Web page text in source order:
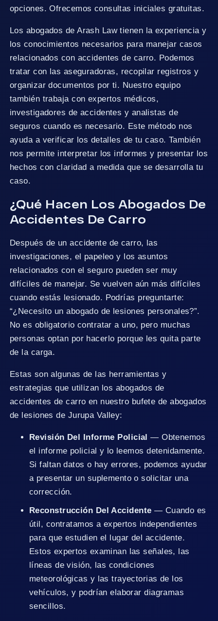
opciones. Ofrecemos consultas iniciales gratuitas.
Los abogados de Arash Law tienen la experiencia y
los conocimientos necesarios para manejar casos
relacionados con accidentes de carro. Podemos
tratar con las aseguradoras, recopilar registros y
organizar documentos por ti. Nuestro equipo
también trabaja con expertos médicos,
investigadores de accidentes y analistas de
seguros cuando es necesario. Este método nos
ayuda a verificar los detalles de tu caso. También
nos permite interpretar los informes y presentar los
hechos con claridad a medida que se desarrolla tu
caso.
¿Qué Hacen Los Abogados De
Accidentes De Carro
Después de un accidente de carro, las
investigaciones, el papeleo y los asuntos
relacionados con el seguro pueden ser muy
difíciles de manejar. Se vuelven aún más difíciles
cuando estás lesionado. Podrías preguntarte:
“¿Necesito un abogado de lesiones personales?”.
No es obligatorio contratar a uno, pero muchas
personas optan por hacerlo porque les quita parte
de la carga.
Estas son algunas de las herramientas y
estrategias que utilizan los abogados de
accidentes de carro en nuestro bufete de abogados
de lesiones de Jurupa Valley:
Revisión Del Informe Policial — Obtenemos
el informe policial y lo leemos detenidamente.
Si faltan datos o hay errores, podemos ayudar
a presentar un suplemento o solicitar una
corrección.
Reconstrucción Del Accidente — Cuando es
útil, contratamos a expertos independientes
para que estudien el lugar del accidente.
Estos expertos examinan las señales, las
líneas de visión, las condiciones
meteorológicas y las trayectorias de los
vehículos, y podrían elaborar diagramas
sencillos.